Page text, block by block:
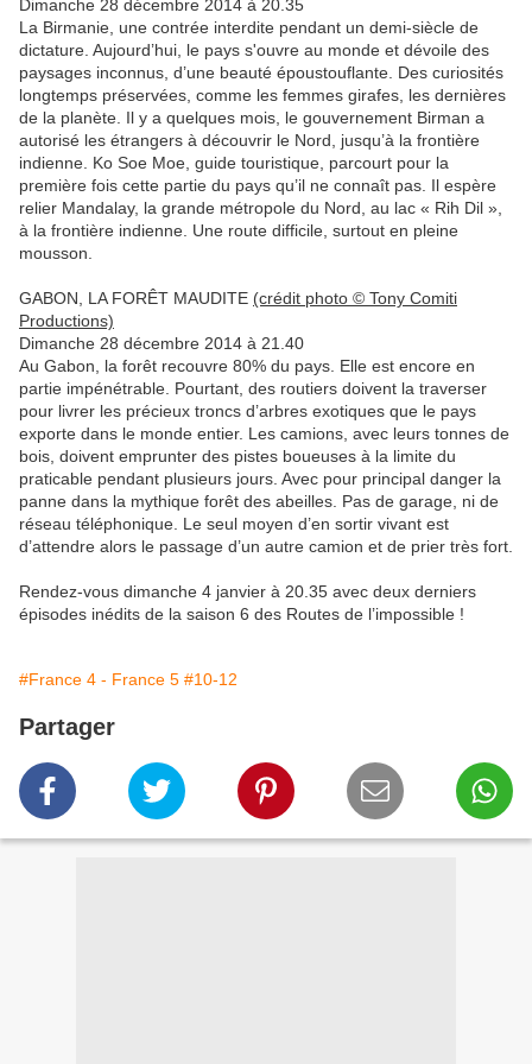
Dimanche 28 décembre 2014 à 20.35
La Birmanie, une contrée interdite pendant un demi-siècle de
dictature. Aujourd’hui, le pays s'ouvre au monde et dévoile des
paysages inconnus, d’une beauté époustouflante. Des curiosités
longtemps préservées, comme les femmes girafes, les dernières
de la planète. Il y a quelques mois, le gouvernement Birman a
autorisé les étrangers à découvrir le Nord, jusqu’à la frontière
indienne. Ko Soe Moe, guide touristique, parcourt pour la
première fois cette partie du pays qu’il ne connaît pas. Il espère
relier Mandalay, la grande métropole du Nord, au lac « Rih Dil »,
à la frontière indienne. Une route difficile, surtout en pleine
mousson.
GABON, LA FORÊT MAUDITE (crédit photo © Tony Comiti
Productions)
Dimanche 28 décembre 2014 à 21.40
Au Gabon, la forêt recouvre 80% du pays. Elle est encore en
partie impénétrable. Pourtant, des routiers doivent la traverser
pour livrer les précieux troncs d’arbres exotiques que le pays
exporte dans le monde entier. Les camions, avec leurs tonnes de
bois, doivent emprunter des pistes boueuses à la limite du
praticable pendant plusieurs jours. Avec pour principal danger la
panne dans la mythique forêt des abeilles. Pas de garage, ni de
réseau téléphonique. Le seul moyen d’en sortir vivant est
d’attendre alors le passage d’un autre camion et de prier très fort.
Rendez-vous dimanche 4 janvier à 20.35 avec deux derniers
épisodes inédits de la saison 6 des Routes de l’impossible !
#France 4 - France 5 #10-12
Partager